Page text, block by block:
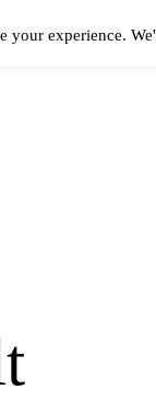
your experience.